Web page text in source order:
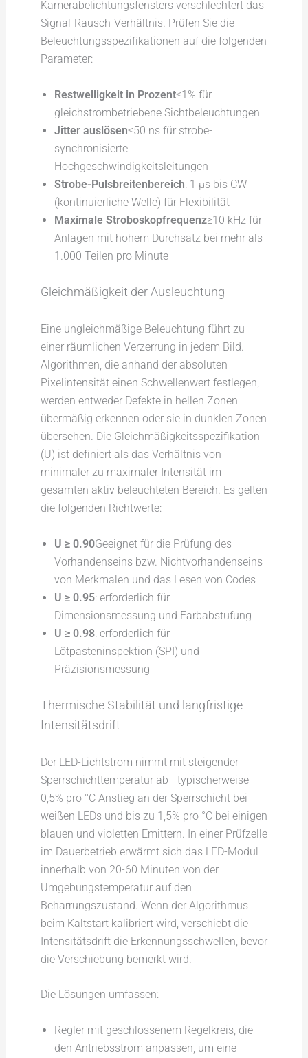
Kamerabelichtungsfensters verschlechtert das
Signal-Rausch-Verhältnis. Prüfen Sie die
Beleuchtungsspezifikationen auf die folgenden
Parameter:
Restwelligkeit in Prozent≤1% für
gleichstrombetriebene Sichtbeleuchtungen
Jitter auslösen≤50 ns für strobe-
synchronisierte
Hochgeschwindigkeitsleitungen
Strobe-Pulsbreitenbereich: 1 µs bis CW
(kontinuierliche Welle) für Flexibilität
Maximale Stroboskopfrequenz≥10 kHz für
Anlagen mit hohem Durchsatz bei mehr als
1.000 Teilen pro Minute
Gleichmäßigkeit der Ausleuchtung
Eine ungleichmäßige Beleuchtung führt zu
einer räumlichen Verzerrung in jedem Bild.
Algorithmen, die anhand der absoluten
Pixelintensität einen Schwellenwert festlegen,
werden entweder Defekte in hellen Zonen
übermäßig erkennen oder sie in dunklen Zonen
übersehen. Die Gleichmäßigkeitsspezifikation
(U) ist definiert als das Verhältnis von
minimaler zu maximaler Intensität im
gesamten aktiv beleuchteten Bereich. Es gelten
die folgenden Richtwerte:
U ≥ 0.90Geeignet für die Prüfung des
Vorhandenseins bzw. Nichtvorhandenseins
von Merkmalen und das Lesen von Codes
U ≥ 0.95: erforderlich für
Dimensionsmessung und Farbabstufung
U ≥ 0.98: erforderlich für
Lötpasteninspektion (SPI) und
Präzisionsmessung
Thermische Stabilität und langfristige
Intensitätsdrift
Der LED-Lichtstrom nimmt mit steigender
Sperrschichttemperatur ab - typischerweise
0,5% pro °C Anstieg an der Sperrschicht bei
weißen LEDs und bis zu 1,5% pro °C bei einigen
blauen und violetten Emittern. In einer Prüfzelle
im Dauerbetrieb erwärmt sich das LED-Modul
innerhalb von 20-60 Minuten von der
Umgebungstemperatur auf den
Beharrungszustand. Wenn der Algorithmus
beim Kaltstart kalibriert wird, verschiebt die
Intensitätsdrift die Erkennungsschwellen, bevor
die Verschiebung bemerkt wird.
Die Lösungen umfassen:
Regler mit geschlossenem Regelkreis, die
den Antriebsstrom anpassen, um eine